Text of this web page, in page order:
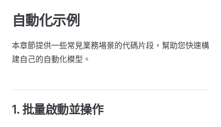
自動化示例
本章節提供一些常見業務場景的代碼片段，幫助您快速構
建自己的自動化模型。
1. 批量啟動並操作